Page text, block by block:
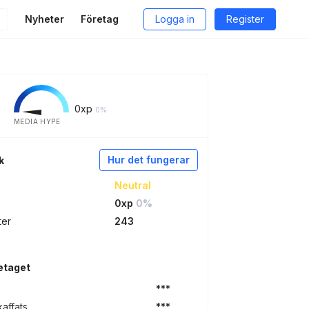
Nyheter Företag Logga in Register
0xp 0%
MEDIA HYPE
Hur det fungerar
Neutral
0xp 0%
243
***
***